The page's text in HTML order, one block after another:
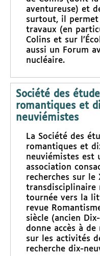
aventureuse) et
surtout, il
travaux (en
Colins et sur
aussi un Forum
nucléaire.
Société des
romantiques et
neuviémistes
La Société des
romantiques et
neuviémistes est
association
recherches sur le
transdisciplinaire
tournée vers la
revue
siècle (ancien
donne accès à
sur les activités
recherche dix-